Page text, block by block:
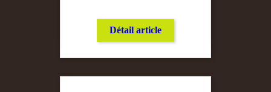
Détail article